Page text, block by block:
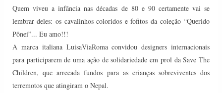
Quem viveu a infância nas décadas de 80 e 90 certamente vai se
lembrar deles: os cavalinhos coloridos e fofitos da coleção“Querido
Pônei”... Eu amo!!!
A marca italiana LuisaViaRoma convidou designers internacionais
para participarem de uma ação de solidariedade em prol da Save The
Children, que arrecada fundos para as crianças sobreviventes dos
terremotos que atingiram o Nepal.